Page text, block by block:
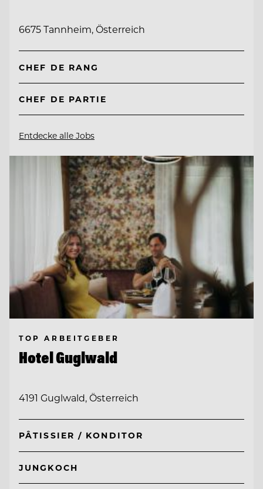
6675 Tannheim, Österreich
CHEF DE RANG
CHEF DE PARTIE
Entdecke alle Jobs
TOP ARBEITGEBER
Hotel Guglwald
4191 Guglwald, Österreich
PÂTISSIER / KONDITOR
JUNGKOCH